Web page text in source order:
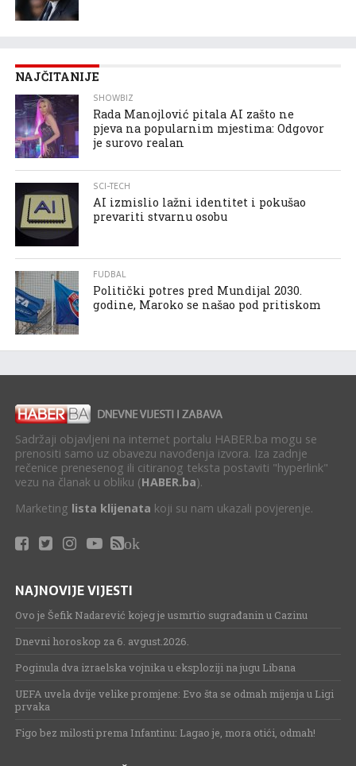
NAJČITANIJE
SHOWBIZ
Rada Manojlović pitala AI zašto ne
pjeva na popularnim mjestima: Odgovor
je surovo realan
SCI-TECH
AI izmislio lažni identitet i pokušao
prevariti stvarnu osobu
FUDBAL
Politički potres pred Mundijal 2030.
godine, Maroko se našao pod pritiskom
Sadržaji objavljeni na internet portalu HABER.ba mogu se
prenositi samo uz obavezu navođenja izvora. Iza zadnje
rečenice prenesenog ili citiranog teksta postaviti "hyperlink"
vezu na članak u obliku (HABER.ba).
Marketing lista klijenata koji su nam ukazali povjerenje.
ok
NAJNOVIJE VIJESTI
Ovo je Šefik Nadarević kojeg je usmrtio sugrađanin u Cazinu
Dnevni horoskop za 6. avgust.2026.
Poginula dva izraelska vojnika u eksploziji na jugu Libana
UEFA uvela dvije velike promjene: Evo šta se odmah mijenja u Ligi
prvaka
Figo bez milosti prema Infantinu: Lagao je, mora otići, odmah!